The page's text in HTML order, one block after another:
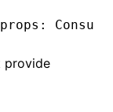
:
provide